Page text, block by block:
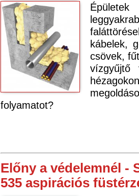
kábelek,
csövek,
vízgyűjtő
folyamatot?
Előny a védelemnél -
535 aspirációs